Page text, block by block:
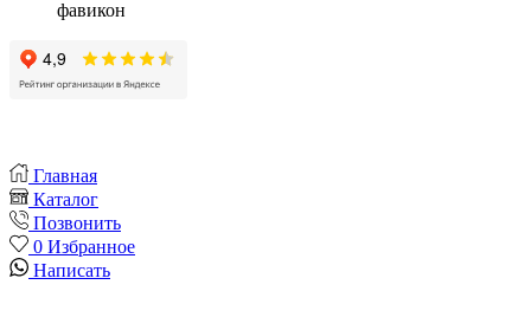
Главная
Каталог
Позвонить
0 Избранное
Написать